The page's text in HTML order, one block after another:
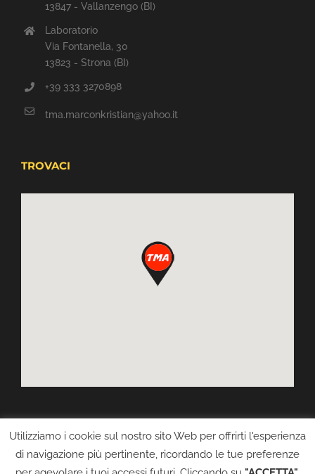
13847 - Vallanzengo (BI)
Laboratorio
Via Fontanella, 30
13823 - Strona (BI)
+39 333 3270898
tma.marconkristian@yahoo.it
TROVACI
Utilizziamo i cookie sul nostro sito Web per offrirti l'esperienza
di navigazione più pertinente, ricordando le tue preferenze